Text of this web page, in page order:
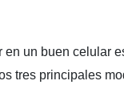
un buen celular
tres principales